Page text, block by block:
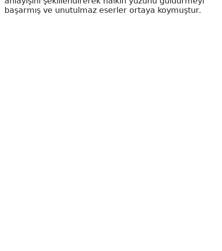
başarmış ve unutulmaz eserler ortaya koymuştur.